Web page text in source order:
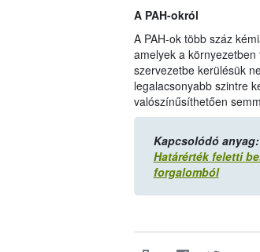
A PAH-okról
A PAH-ok több száz
amelyek a
szervezetbe kerülésük
legalacsonyabb szintre
valószínűsíthetően
Kapcsolódó anyag:
Határérték feletti
forgalomból